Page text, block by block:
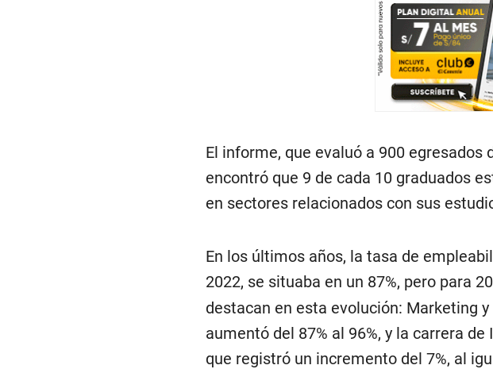
El informe, que evaluó a 900 egresados
encontró que 9 de cada 10 graduados
en sectores relacionados con sus
En los últimos años, la tasa de
2022, se situaba en un 87%, pero para
destacan en esta evolución: Marketing
aumentó del 87% al 96%, y la carrera
que registró un incremento del 7%, al